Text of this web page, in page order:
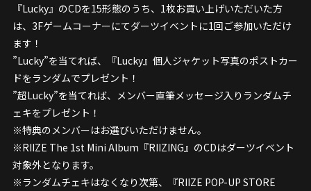
『Lucky』のCDを15形態のうち、1枚お買い上げいただいた方
は、3Fゲームコーナーにてダーツイベントに1回ご参加いただけ
ます！
”Lucky”を当てれば、『Lucky』個人ジャケット写真のポストカー
ドをランダムでプレゼント！
”超Lucky”を当てれば、メンバー直筆メッセージ入りランダムチ
ェキをプレゼント！
※特典のメンバーはお選びいただけません。
※RIIZE The 1st Mini Album『RIIZING』のCDはダーツイベント
対象外となります。
※ランダムチェキはなくなり次第、『RIIZE POP-UP STORE